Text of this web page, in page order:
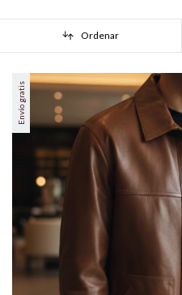
Ordenar
Envío gratis